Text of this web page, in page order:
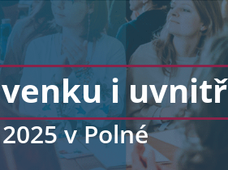
i uvnitř
v Polné